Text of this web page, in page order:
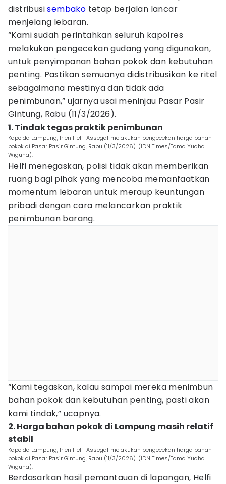
distribusisembako tetap berjalan lancar
menjelang lebaran.
“Kami sudah perintahkan seluruh kapolres
melakukan pengecekan gudang yang digunakan,
untuk penyimpanan bahan pokok dan kebutuhan
penting. Pastikan semuanya didistribusikan ke ritel
sebagaimana mestinya dan tidak ada
penimbunan,” ujarnya usai meninjau Pasar Pasir
Gintung, Rabu (11/3/2026).
1. Tindak tegas praktik penimbunan
Kapolda Lampung, Irjen Helfi Assegaf melakukan pengecekan harga bahan
pokok di Pasar Pasir Gintung, Rabu (11/3/2026). (IDN Times/Tama Yudha
Wiguna).
Helfi menegaskan, polisi tidak akan memberikan
ruang bagi pihak yang mencoba memanfaatkan
momentum lebaran untuk meraup keuntungan
pribadi dengan cara melancarkan praktik
penimbunan barang.
“Kami tegaskan, kalau sampai mereka menimbun
bahan pokok dan kebutuhan penting, pasti akan
kami tindak,” ucapnya.
2. Harga bahan pokok di Lampung masih relatif
stabil
Kapolda Lampung, Irjen Helfi Assegaf melakukan pengecekan harga bahan
pokok di Pasar Pasir Gintung, Rabu (11/3/2026). (IDN Times/Tama Yudha
Wiguna).
Berdasarkan hasil pemantauan di lapangan, Helfi